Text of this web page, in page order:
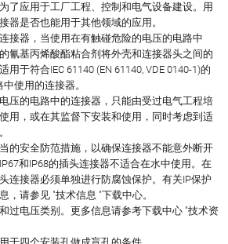
了应用于工厂工程、控制和电气设备建设。用
器是否也能用于其他领域的应用。
接器，当使用在有触碰危险的电压的电路中
氰基丙烯酸酯粘合剂将外壳和连接器头之间的
用于符合IEC 61140 (EN 61140, VDE 0140-1)的
中使用的连接器。
压的电路中的连接器，只能由受过电气工程培
用，或在其监督下安装和使用，同时考虑到适
的安全防范措施，以确保连接器不能意外断开
和IP68的插头连接器不适合在水中使用。在
连接器必须单独进行防腐蚀保护。有关IP保护
，请参见 "技术信息 "下载中心。
过电压类别。更多信息请参考下载中心 "技术资